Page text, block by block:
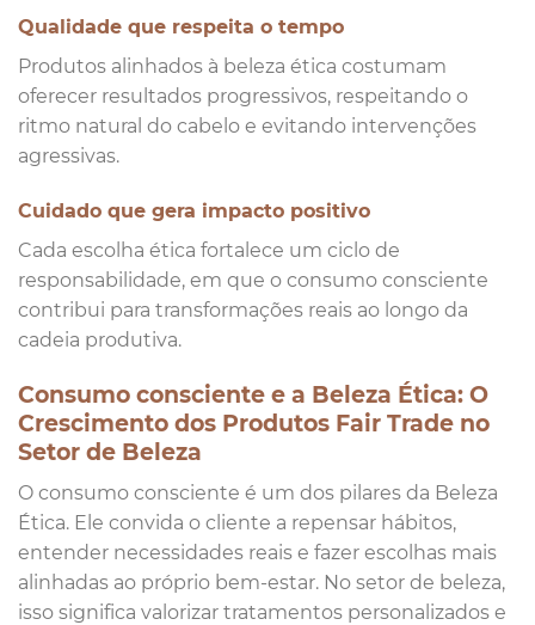
Qualidade que respeita o tempo
Produtos alinhados à beleza ética costumam
oferecer resultados progressivos, respeitando o
ritmo natural do cabelo e evitando intervenções
agressivas.
Cuidado que gera impacto positivo
Cada escolha ética fortalece um ciclo de
responsabilidade, em que o consumo consciente
contribui para transformações reais ao longo da
cadeia produtiva.
Consumo consciente e a Beleza Ética: O
Crescimento dos Produtos Fair Trade no
Setor de Beleza
O consumo consciente é um dos pilares da Beleza
Ética. Ele convida o cliente a repensar hábitos,
entender necessidades reais e fazer escolhas mais
alinhadas ao próprio bem-estar. No setor de beleza,
isso significa valorizar tratamentos personalizados e